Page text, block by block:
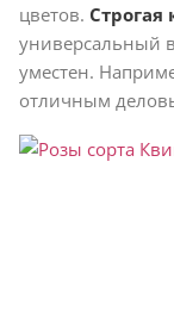
цветов. Строгая
универсальный
уместен.
отличным